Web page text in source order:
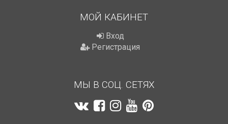
МОЙ КАБИНЕТ
Вход
Регистрация
МЫ В СОЦ. СЕТЯХ